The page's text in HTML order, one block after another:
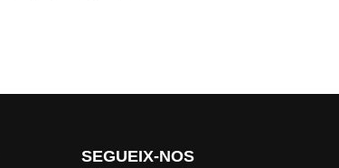
SEGUEIX-NOS